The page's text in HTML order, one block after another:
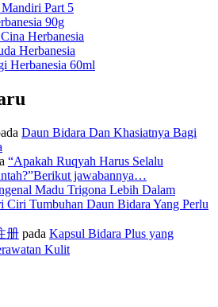
Part 5
90g
Herbanesia
Herbanesia
Herbanesia 60ml
Daun Bidara Dan Khasiatnya Bagi
“Apakah Ruqyah Harus Selalu
jawabannya…
Madu Trigona Lebih Dalam
Ciri Tumbuhan Daun Bidara Yang Perlu
册 pada Kapsul Bidara Plus yang
Kulit